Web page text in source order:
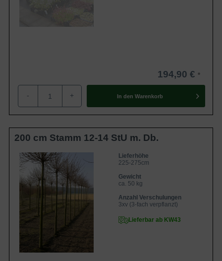
194,90 €
- + In den Warenkorb
200 cm Stamm 12-14 StU m. Db.
Lieferhöhe
225-275cm
Gewicht
ca. 50 kg
Anzahl Verschulungen
3xv (3-fach verpflanzt)
Lieferbar ab KW43